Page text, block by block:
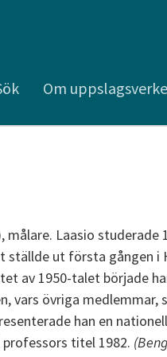
Om
målare. Laasio
ut första gången i
av 1950-talet började
vars övriga medlemmar,
han en
titel 1982.